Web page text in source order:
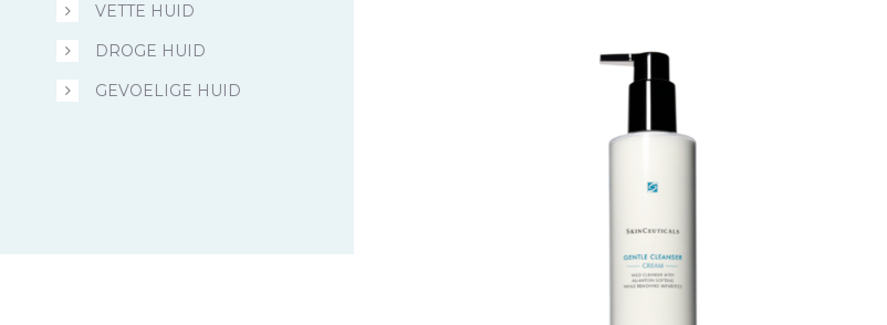
VETTE HUID
DROGE HUID
GEVOELIGE HUID